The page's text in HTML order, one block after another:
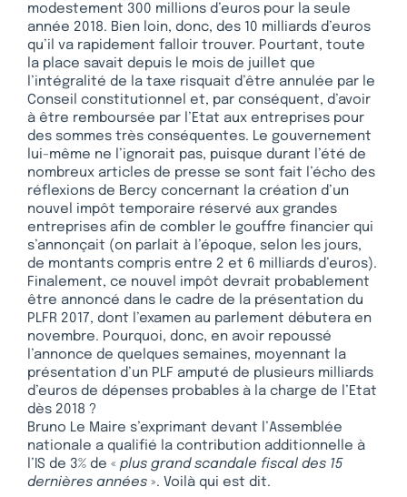
modestement 300 millions d’euros pour la seule
année 2018. Bien loin, donc, des 10 milliards d’euros
qu’il va rapidement falloir trouver. Pourtant, toute
la place savait depuis le mois de juillet que
l’intégralité de la taxe risquait d’être annulée par le
Conseil constitutionnel et, par conséquent, d’avoir
à être remboursée par l’Etat aux entreprises pour
des sommes très conséquentes. Le gouvernement
lui-même ne l’ignorait pas, puisque durant l’été de
nombreux articles de presse se sont fait l’écho des
réflexions de Bercy concernant la création d’un
nouvel impôt temporaire réservé aux grandes
entreprises afin de combler le gouffre financier qui
s’annonçait (on parlait à l’époque, selon les jours,
de montants compris entre 2 et 6 milliards d’euros).
Finalement, ce nouvel impôt devrait probablement
être annoncé dans le cadre de la présentation du
PLFR 2017, dont l’examen au parlement débutera en
novembre. Pourquoi, donc, en avoir repoussé
l’annonce de quelques semaines, moyennant la
présentation d’un PLF amputé de plusieurs milliards
d’euros de dépenses probables à la charge de l’Etat
dès 2018 ?
Bruno Le Maire s’exprimant devant l’Assemblée
nationale a qualifié la contribution additionnelle à
l’IS de 3% de « plus grand scandale fiscal des 15
dernières années ». Voilà qui est dit.